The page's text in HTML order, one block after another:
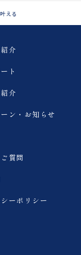
イン可） 受付中
ィングフォト #前
コレ #福島前撮り
える
介
ト
介
ン・お知らせ
質問
ーポリシー